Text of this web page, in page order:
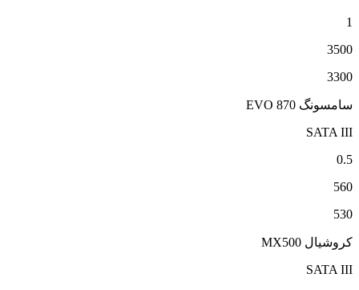
1
3500
3300
سامسونگ 870 EVO
SATA III
0.5
560
530
کروشیال MX500
SATA III